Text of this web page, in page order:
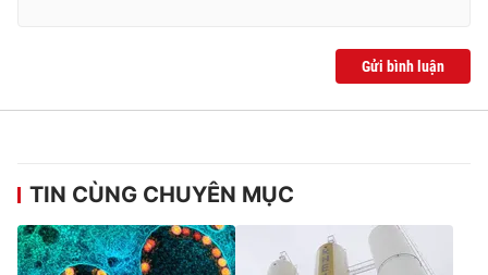
Gửi bình luận
TIN CÙNG CHUYÊN MỤC